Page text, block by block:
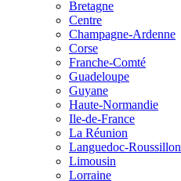
Bretagne
Centre
Champagne-Ardenne
Corse
Franche-Comté
Guadeloupe
Guyane
Haute-Normandie
Ile-de-France
La Réunion
Languedoc-Roussillon
Limousin
Lorraine